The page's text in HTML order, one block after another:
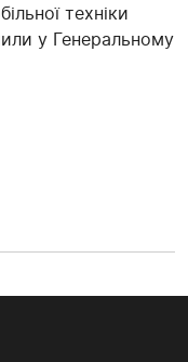
техніки
у Генеральному